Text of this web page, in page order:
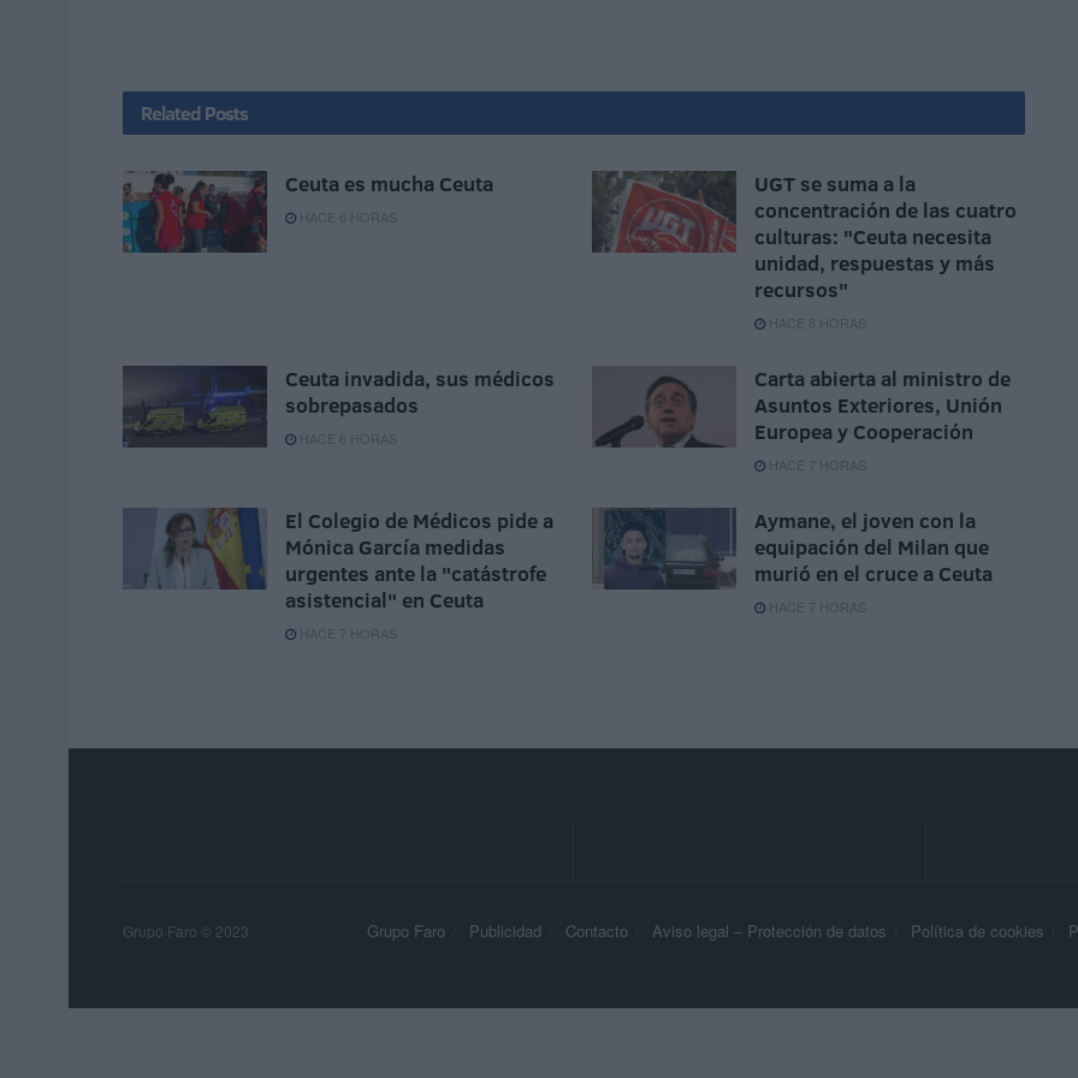
Related Posts
Ceuta es mucha Ceuta
HACE 6 HORAS
UGT se suma a la
concentración de las cuatro
culturas: "Ceuta necesita
unidad, respuestas y más
recursos"
HACE 6 HORAS
Ceuta invadida, sus médicos
sobrepasados
HACE 6 HORAS
Carta abierta al ministro de
Asuntos Exteriores, Unión
Europea y Cooperación
HACE 7 HORAS
El Colegio de Médicos pide a
Mónica García medidas
urgentes ante la "catástrofe
asistencial" en Ceuta
HACE 7 HORAS
Aymane, el joven con la
equipación del Milan que
murió en el cruce a Ceuta
HACE 7 HORAS
Grupo Faro Publicidad Contacto Aviso legal – Protección de datos Política de cookies
Grupo Faro © 2023